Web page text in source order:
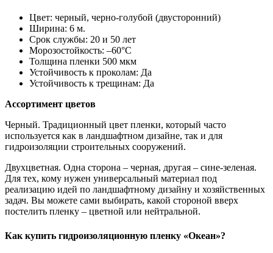
Цвет: черный, черно-голубой (двусторонний)
Ширина: 6 м.
Срок службы: 20 и 50 лет
Морозостойкость: –60°С
Толщина пленки 500 мкм
Устойчивость к проколам: Да
Устойчивость к трещинам: Да
Ассортимент цветов
Черный. Традиционный цвет пленки, который часто
используется как в ландшафтном дизайне, так и для
гидроизоляции строительных сооружений.
Двухцветная. Одна сторона – черная, другая – сине-зеленая.
Для тех, кому нужен универсальный материал под
реализацию идей по ландшафтному дизайну и хозяйственных
задач. Вы можете сами выбирать, какой стороной вверх
постелить пленку – цветной или нейтральной.
Как купить гидроизоляционную пленку «Океан»?